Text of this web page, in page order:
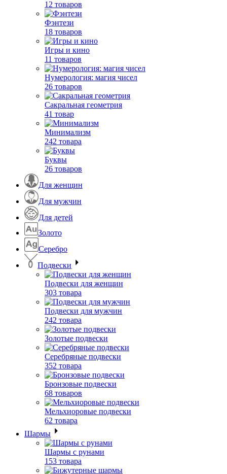
12 товаров
Фэнтези
18 товаров
Игры и кино
11 товаров
Нумерология: магия чисел
26 товаров
Сакральная геометрия
41 товар
Минимализм
242 товара
Буквы
26 товаров
Для женщин
Для мужчин
Для детей
Золото
Серебро
Подвески
Подвески для женщин
303 товара
Подвески для мужчин
242 товара
Золотые подвески
Серебряные подвески
352 товара
Бронзовые подвески
68 товаров
Мельхиоровые подвески
62 товара
Шармы
Шармы с рунами
153 товара